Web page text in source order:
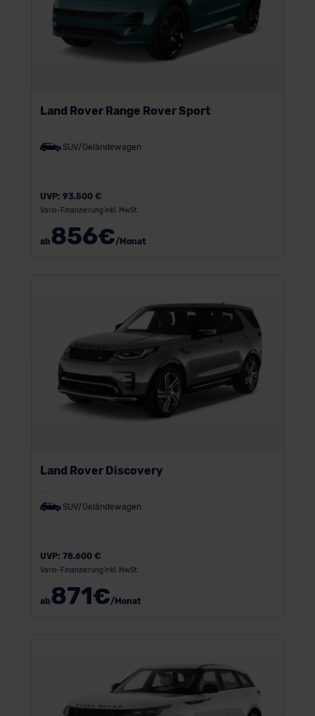
Land Rover Range Rover Sport
SUV/Geländewagen
UVP: 93.500 €
Vario-Finanzierung inkl. MwSt.
ab856€/Monat
Land Rover Discovery
SUV/Geländewagen
UVP: 78.600 €
Vario-Finanzierung inkl. MwSt.
ab871€/Monat